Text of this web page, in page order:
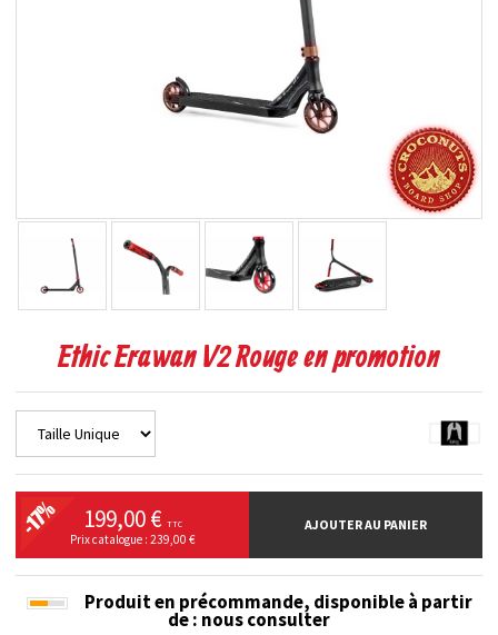
Ethic Erawan V2 Rouge en promotion
199,00 € TTC
Prix catalogue : 239,00 €
AJOUTER AU PANIER
Produit en précommande, disponible à partir
de: nous consulter